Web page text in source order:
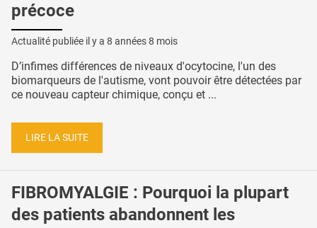
précoce
Actualité publiée il y a 8 années 8 mois
D’infimes différences de niveaux d'ocytocine, l'un des
biomarqueurs de l'autisme, vont pouvoir être détectées par
ce nouveau capteur chimique, conçu et ...
LIRE LA SUITE
FIBROMYALGIE : Pourquoi la plupart
des patients abandonnent les